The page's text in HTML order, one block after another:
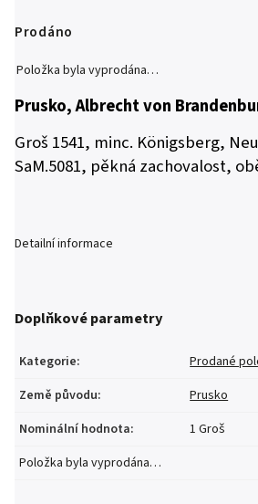
Prodáno
Položka byla vyprodána…
Prusko, Albrecht von
Groš 1541, minc. Königsberg,
SaM.5081, pěkná zachovalost,
Detailní informace
Doplňkové parametry
Kategorie:
Prodané
Země původu:
Prusko
Nominální hodnota:
1 Groš
Položka byla vyprodána…